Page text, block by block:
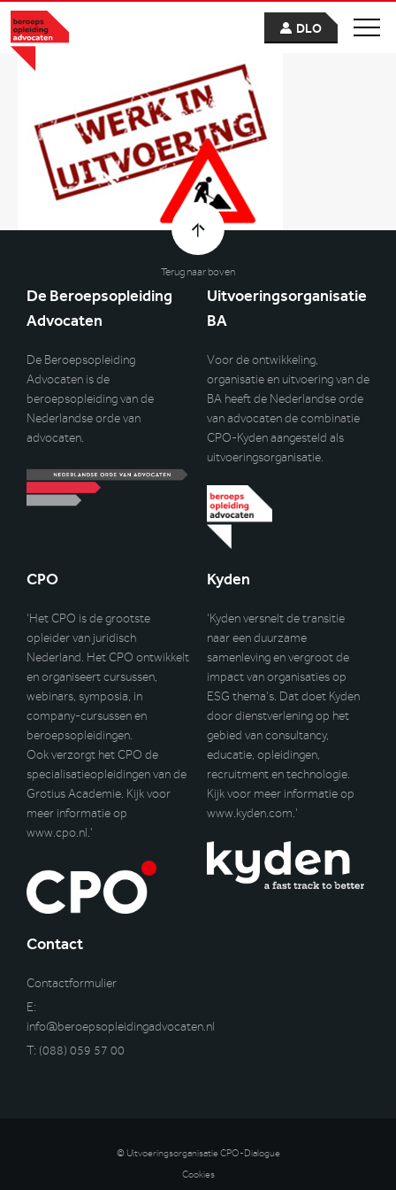
DLO
Terug naar boven
De Beroepsopleiding
Advocaten
De Beroepsopleiding
Advocaten is de
beroepsopleiding van de
Nederlandse orde van
advocaten.
Uitvoeringsorganisatie
BA
Voor de ontwikkeling,
organisatie en uitvoering van de
BA heeft de Nederlandse orde
van advocaten de combinatie
CPO-Kyden aangesteld als
uitvoeringsorganisatie.
CPO
‘Het CPO is de grootste
opleider van juridisch
Nederland. Het CPO ontwikkelt
en organiseert cursussen,
webinars, symposia, in
company-cursussen en
beroepsopleidingen.
Ook verzorgt het CPO de
specialisatieopleidingen van de
Grotius Academie. Kijk voor
meer informatie op
www.cpo.nl.’
Kyden
‘Kyden versnelt de transitie
naar een duurzame
samenleving en vergroot de
impact van organisaties op
ESG thema’s. Dat doet Kyden
door dienstverlening op het
gebied van consultancy,
educatie, opleidingen,
recruitment en technologie.
Kijk voor meer informatie op
www.kyden.com.’
Contact
Contactformulier
E:
info@beroepsopleidingadvocaten.nl
T: (088) 059 57 00
© Uitvoeringsorganisatie CPO-Dialogue
Cookies